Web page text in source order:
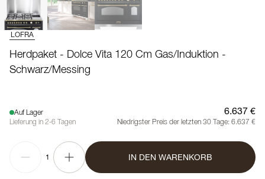
LOFRA
Herdpaket - Dolce Vita 120 Cm Gas/Induktion -
Schwarz/Messing
Auf Lager
Lieferung in 2-6 Tagen
6.637 €
Niedrigster Preis der letzten 30 Tage: 6.637 €
1 IN DEN WARENKORB